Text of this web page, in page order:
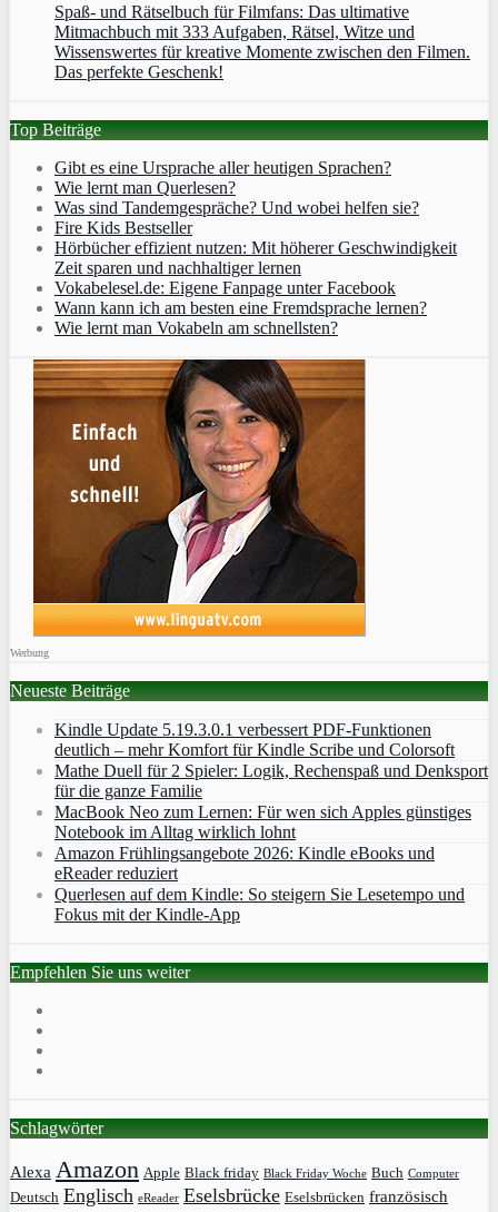
Spaß- und Rätselbuch für Filmfans: Das ultimative
Mitmachbuch mit 333 Aufgaben, Rätsel, Witze und
Wissenswertes für kreative Momente zwischen den Filmen.
Das perfekte Geschenk!
Top Beiträge
Gibt es eine Ursprache aller heutigen Sprachen?
Wie lernt man Querlesen?
Was sind Tandemgespräche? Und wobei helfen sie?
Fire Kids Bestseller
Hörbücher effizient nutzen: Mit höherer Geschwindigkeit
Zeit sparen und nachhaltiger lernen
Vokabelesel.de: Eigene Fanpage unter Facebook
Wann kann ich am besten eine Fremdsprache lernen?
Wie lernt man Vokabeln am schnellsten?
Werbung
Neueste Beiträge
Kindle Update 5.19.3.0.1 verbessert PDF-Funktionen
deutlich – mehr Komfort für Kindle Scribe und Colorsoft
Mathe Duell für 2 Spieler: Logik, Rechenspaß und Denksport
für die ganze Familie
MacBook Neo zum Lernen: Für wen sich Apples günstiges
Notebook im Alltag wirklich lohnt
Amazon Frühlingsangebote 2026: Kindle eBooks und
eReader reduziert
Querlesen auf dem Kindle: So steigern Sie Lesetempo und
Fokus mit der Kindle-App
Empfehlen Sie uns weiter
Schlagwörter
Alexa Amazon Apple Black friday Black Friday Woche Buch Computer
Deutsch Englisch eReader Eselsbrücke Eselsbrücken französisch